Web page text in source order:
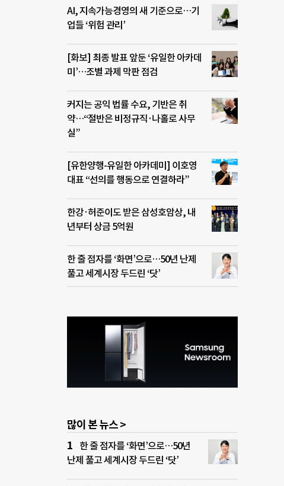
AI, 지속가능경영의 새 기준으로…기
업들 ‘위험 관리’
[화보] 최종 발표 앞둔 ‘유일한 아카데
미’…조별 과제 막판 점검
커지는 공익 법률 수요, 기반은 취
약…“절반은 비정규직·나홀로 사무
실”
[유한양행-유일한 아카데미] 이호영
대표 “선의를 행동으로 연결하라”
한강·허준이도 받은 삼성호암상, 내
년부터 상금 5억원
한 줄 점자를 ‘화면’으로…50년 난제
풀고 세계시장 두드린 ‘닷’
많이 본 뉴스 >
한 줄 점자를 ‘화면’으로…50년
난제 풀고 세계시장 두드린 ‘닷’